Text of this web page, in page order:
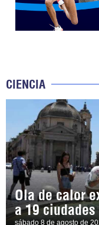
CIENCIA
Ola de calor
a 19
sábado 8 de agosto de